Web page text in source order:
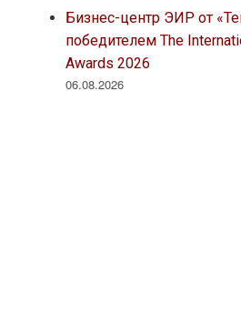
Бизнес-центр ЭИР от
победителем The
Awards 2026
06.08.2026